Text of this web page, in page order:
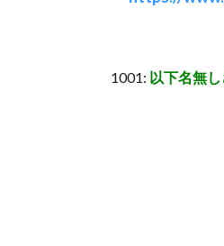
1001: 以下名無